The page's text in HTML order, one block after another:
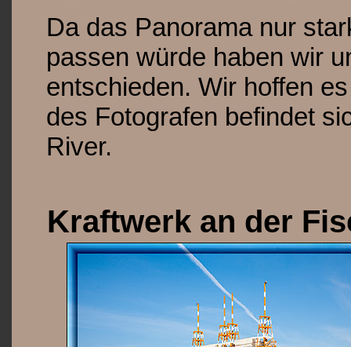
Da das Panorama nur
passen würde haben wir
entschieden. Wir hoffen
des Fotografen befindet
River.
Kraftwerk an der